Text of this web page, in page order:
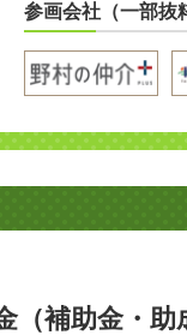
参画会社（一部抜
（補助金・助